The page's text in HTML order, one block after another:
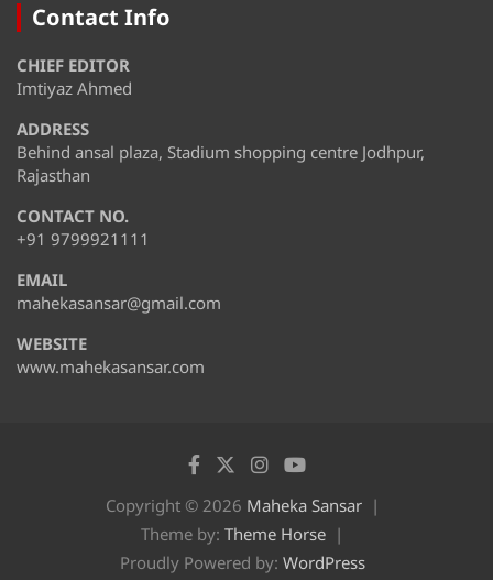
Contact Info
CHIEF EDITOR
Imtiyaz Ahmed
ADDRESS
Behind ansal plaza, Stadium shopping centre Jodhpur,
Rajasthan
CONTACT NO.
+91 9799921111
EMAIL
mahekasansar@gmail.com
WEBSITE
www.mahekasansar.com
Copyright © 2026 Maheka Sansar
Theme by: Theme Horse
Proudly Powered by: WordPress